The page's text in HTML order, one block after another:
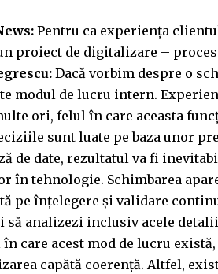
Pentru ca experiența
proiect de digitalizare –
Dacă vorbim despre o
modul de lucru intern.
ori, felul în care aceasta
sunt luate pe baza unor
de date, rezultatul va fi
în tehnologie. Schimbarea
pe înțelegere și validare
să analizezi inclusiv acele
care acest mod de lucru
capătă coerență. Altfel,